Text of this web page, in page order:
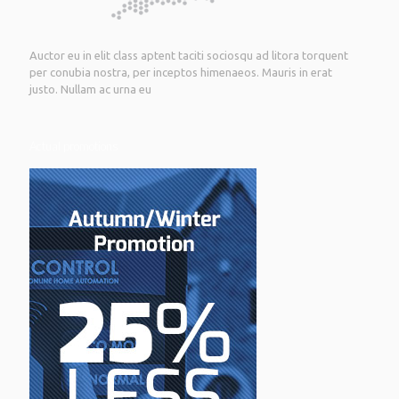
Auctor eu in elit class aptent taciti sociosqu ad litora torquent
per conubia nostra, per inceptos himenaeos. Mauris in erat
justo. Nullam ac urna eu